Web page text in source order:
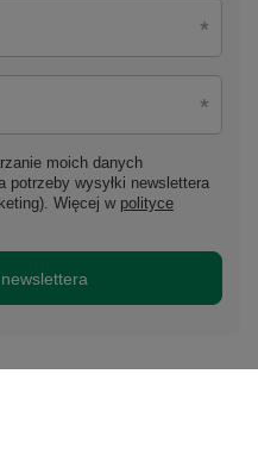
moich danych
potrzeby wysyłki newslettera
Więcej w polityce